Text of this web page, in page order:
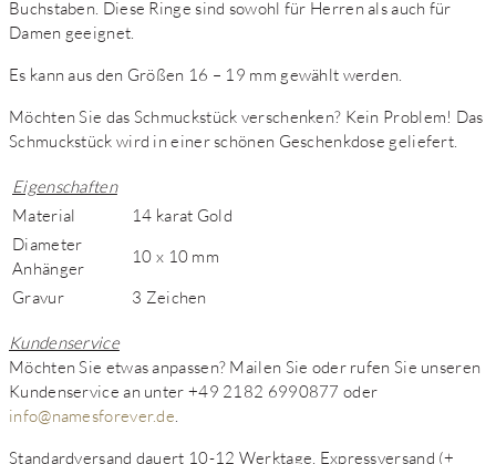
Buchstaben. Diese Ringe sind sowohl für Herren als auch für
Damen geeignet.
Es kann aus den Größen 16 – 19 mm gewählt werden.
Möchten Sie das Schmuckstück verschenken? Kein Problem! Das
Schmuckstück wird in einer schönen Geschenkdose geliefert.
Eigenschaften
Material
14 karat Gold
Diameter
Anhänger
10 x 10 mm
Gravur 3 Zeichen
Kundenservice
Möchten Sie etwas anpassen? Mailen Sie oder rufen Sie unseren
Kundenservice an unter +49 2182 6990877 oder
info@namesforever.de
Standardversand dauert 10-12 Werktage, Expressversand (+